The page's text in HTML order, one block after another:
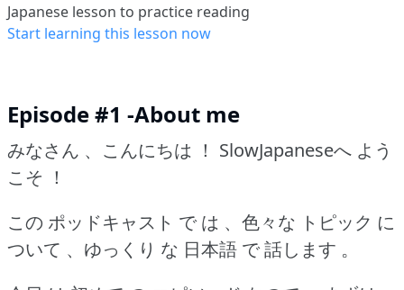
Japanese lesson to practice reading
Start learning this lesson now
Episode #1 -About me
みなさん 、こんにちは ！ SlowJapaneseへ よう
こそ ！
この ポッドキャスト で は 、色々な トピック に
ついて 、ゆっくり な 日本語 で 話します 。